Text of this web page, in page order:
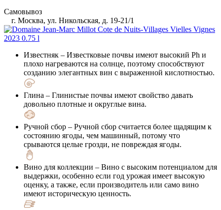
Самовывоз
г. Москва, ул. Никольская, д. 19-21/1
Известняк – Известковые почвы имеют высокий Ph и
плохо нагреваются на солнце, поэтому способствуют
созданию элегантных вин с выраженной кислотностью.
Глина – Глинистые почвы имеют свойство давать
довольно плотные и округлые вина.
Ручной сбор – Ручной сбор считается более щадящим к
состоянию ягоды, чем машинный, потому что
срываются целые грозди, не повреждая ягоды.
Вино для коллекции – Вино с высоким потенциалом для
выдержки, особенно если год урожая имеет высокую
оценку, а также, если производитель или само вино
имеют историческую ценность.